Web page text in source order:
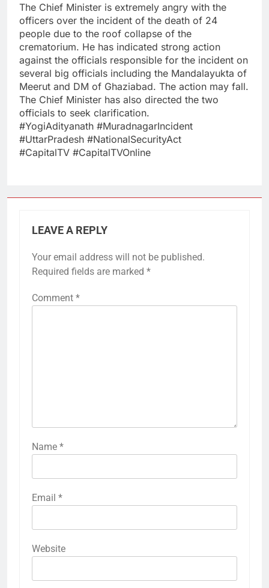
The Chief Minister is extremely angry with the
officers over the incident of the death of 24
people due to the roof collapse of the
crematorium. He has indicated strong action
against the officials responsible for the incident on
several big officials including the Mandalayukta of
Meerut and DM of Ghaziabad. The action may fall.
The Chief Minister has also directed the two
officials to seek clarification.
#YogiAdityanath #MuradnagarIncident
#UttarPradesh #NationalSecurityAct
#CapitalTV #CapitalTVOnline
LEAVE A REPLY
Your email address will not be published.
Required fields are marked *
Comment *
Name *
Email *
Website